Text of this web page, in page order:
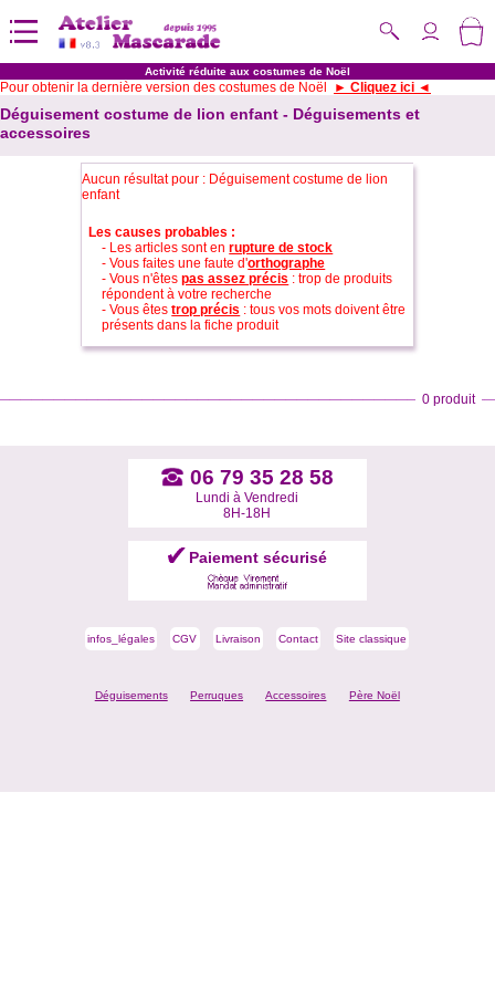
Activité réduite aux costumes de Noël
Pour obtenir la dernière version des costumes de Noël ► Cliquez ici ◄
Déguisement costume de lion enfant - Déguisements et
accessoires
Aucun résultat pour : Déguisement costume de lion
enfant
Les causes probables :
- Les articles sont enrupture de stock
- Vous faites une faute d'orthographe
- Vous n'êtespas assez précis : trop de produits
répondent à votre recherche
- Vous êtestrop précis : tous vos mots doivent être
présents dans la fiche produit
0 produit
06 79 35 28 58
Lundi à Vendredi
8H-18H
Paiement sécurisé
infos_légales CGV Livraison Contact Site classique
Déguisements Perruques Accessoires Père Noël